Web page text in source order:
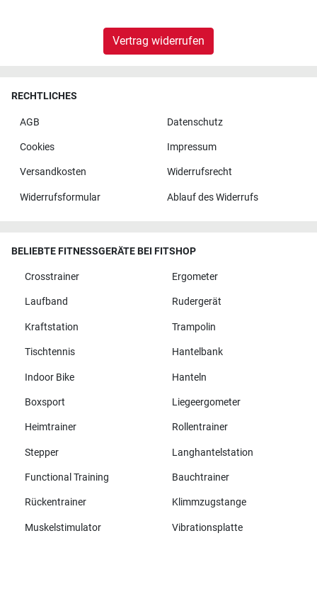
Vertrag widerrufen
RECHTLICHES
AGB Datenschutz
Cookies Impressum
Versandkosten Widerrufsrecht
Widerrufsformular Ablauf des Widerrufs
BELIEBTE FITNESSGERÄTE BEI FITSHOP
Crosstrainer Ergometer
Laufband Rudergerät
Kraftstation Trampolin
Tischtennis Hantelbank
Indoor Bike Hanteln
Boxsport Liegeergometer
Heimtrainer Rollentrainer
Stepper Langhantelstation
Functional Training Bauchtrainer
Rückentrainer Klimmzugstange
Muskelstimulator Vibrationsplatte